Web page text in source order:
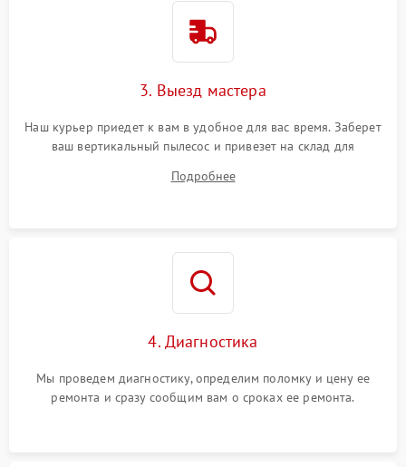
3. Выезд мастера
Наш курьер приедет к вам в удобное для вас время. Заберет
ваш вертикальный пылесос и привезет на склад для
Подробнее
4. Диагностика
Мы проведем диагностику, определим поломку и цену ее
ремонта и сразу сообщим вам о сроках ее ремонта.